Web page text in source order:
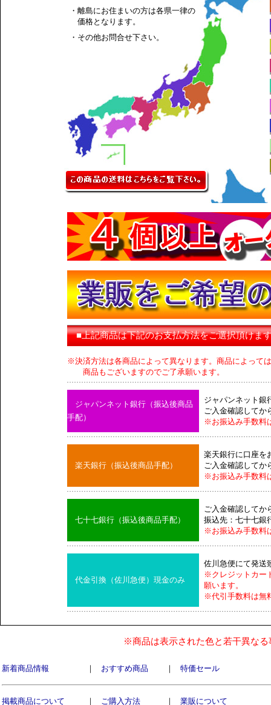
・離島にお住まいの方は各県一律の
価格となります。
・その他お問合せ下さい。
■上記商品は下記のお支払方法をご選択頂けま
※決済方法は各商品によって異なります。商品によって
商品もございますのでご了承願います。
ジャパンネット銀行（振込後商品
手配）
ジャパンネット銀
ご入金確認してか
※お振込み手数料
楽天銀行（振込後商品手配）
楽天銀行に口座を
ご入金確認してか
※お振込み手数料
七十七銀行（振込後商品手配）
ご入金確認してか
振込先：七十七銀
※お振込み手数料
代金引換（佐川急便）現金のみ
佐川急便にて発送
※クレジットカー
願います。
※代引手数料は無
※商品は表示された色と若干異な
新着商品情報 ｜ おすすめ商品 ｜ 特価セール
掲載商品について ｜ ご購入方法 ｜ 業販について